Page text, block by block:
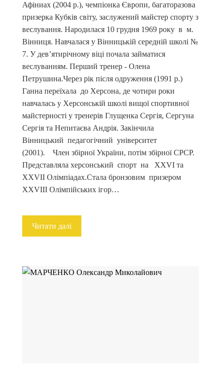
Афіниах (2004 р.), чемпіонка Європи, багаторазова
призерка Кубків світу, заслужений майстер спорту з
веслування. Народилася 10 грудня 1969 року в м.
Вінниця. Навчалася у Вінницькій середній школі №
7. У дев’ятирічному віці почала займатися
веслуванням. Перший тренер - Олена
Петрушина.Через рік після одруження (1991 р.)
Ганна переїхала до Херсона, де чотири роки
навчалась у Херсонській школі вищої спортивної
майстерності у тренерів Глущенка Сергія, Сергуна
Сергія та Непитаєва Андрія. Закінчила
Вінницький педагогічний університет
(2001). Член збірної України, потім збірної СРСР.
Представляла херсонський спорт на ХХVI та
ХХVII Олімпіадах.Стала бронзовим призером
XXVIII Олімпійських ігор…
Читати далі